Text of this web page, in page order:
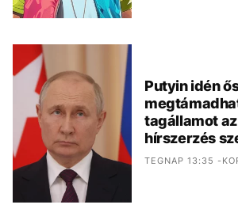
Putyin idén
tagállamot
hírszerzés
TEGNAP 13:35 -